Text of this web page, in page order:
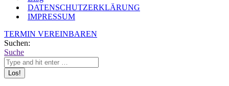
DATENSCHUTZERKLÄRUNG
IMPRESSUM
TERMIN VEREINBAREN
Suchen:
Suche